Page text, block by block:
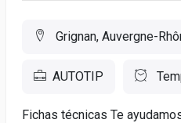
Grignan, Auvergne-
AUTOTIP
Fichas técnicas Te